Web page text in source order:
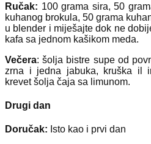
Ručak: 100 grama sira, 50
kuhanog brokula, 50 grama
u blender i miješajte dok ne
kafa sa jednom kašikom meda.
Večera: šolja bistre supe od
zrna i jedna jabuka, kruška il
krevet šolja čaja sa limunom.
Drugi dan
Doručak: Isto kao i prvi dan